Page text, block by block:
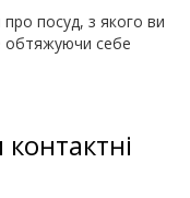
посуд, з якого ви
обтяжуючи себе